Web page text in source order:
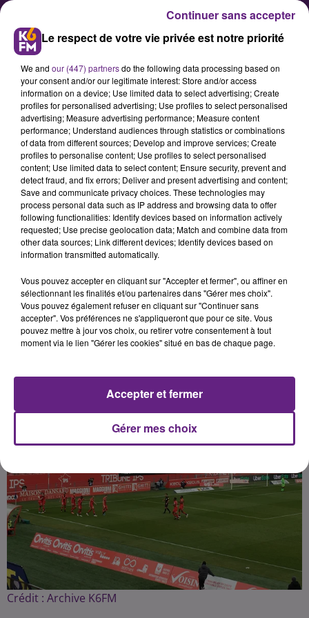
Le DFCO officiellement relégué
en Ligue 2
Les footballeurs dijonnais se sont
inclinés 5-1 ce dimanche sur la
pelouse de Rennes. Une nouvelle
défaite qui condamne
descente en deuxième division.
Publié : 26 avril 2021 à 6h10 par Fabrice Aubry
Crédit : Archive K6FM
Le respect de votre vie privée est notre priorité
We and our (447) partnersdo the following data processing based on
your consent and/or our legitimate interest: Store and/or access
information on a device; Use limited data to select advertising; Create
profiles for personalised advertising; Use profiles to select personalised
advertising; Measure advertising performance; Measure content
performance; Understand audiences through statistics or combinations
of data from different sources; Develop and improve services; Create
profiles to personalise content; Use profiles to select personalised
content; Use limited data to select content; Ensure security, prevent and
detect fraud, and fix errors; Deliver and present advertising and content;
Save and communicate privacy choices. These technologies may
process personal data such as IP address and browsing data to offer
following functionalities: Identify devices based on information actively
requested; Use precise geolocation data; Match and combine data from
other data sources; Link different devices; Identify devices based on
information transmitted automatically.
Vous pouvez accepter en cliquant sur "Accepter et fermer", ou affiner en
sélectionnant les finalités et/ou partenaires dans "Gérer mes choix".
Vous pouvez également refuser en cliquant sur "Continuer sans
accepter". Vos préférences ne s'appliqueront que pour ce site. Vous
pouvez mettre à jour vos choix, ou retirer votre consentement à tout
moment via le lien "Gérer les cookies" situé en bas de chaque page.
Gérer mes choix
Accepter et fermer
Continuer sans accepter